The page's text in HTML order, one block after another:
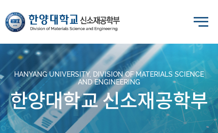
HANYANG UNIVERSITY, DIVISION OF MATERIALS SCIENCE
AND ENGINEERING
한양대학교 신소재공학부